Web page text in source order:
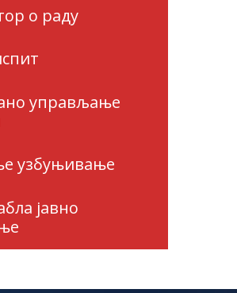
о раду
управљање
узбуњивање
јавно